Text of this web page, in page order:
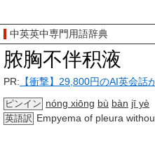
中英英中専門用語辞典
脓胸不伴积液
PR: 【衝撃】29,800円のAI英会
ピンイン nóng xiōng bù bàn jī yè
英語訳 Empyema of pleura